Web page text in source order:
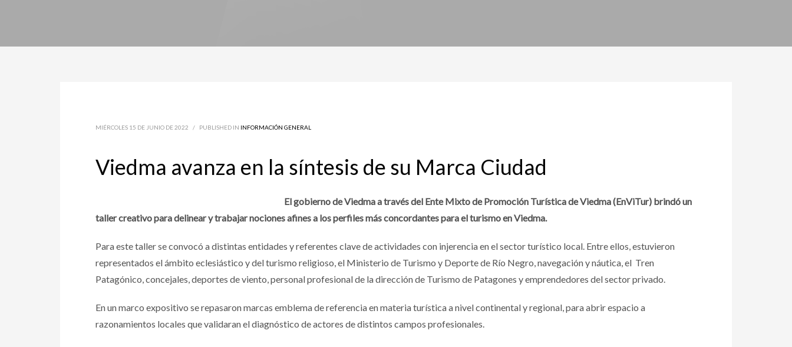
MIÉRCOLES 15 DE JUNIO DE 2022 / PUBLISHED IN INFORMACIÓN GENERAL
Viedma avanza en la síntesis de su Marca Ciudad
El gobierno de Viedma a través del Ente Mixto de Promoción Turística de Viedma (EnViTur) brindó un
taller creativo para delinear y trabajar nociones afines a los perfiles más concordantes para el turismo en Viedma.
Para este taller se convocó a distintas entidades y referentes clave de actividades con injerencia en el sector turístico local. Entre ellos, estuvieron
representados el ámbito eclesiástico y del turismo religioso, el Ministerio de Turismo y Deporte de Río Negro, navegación y náutica, el Tren
Patagónico, concejales, deportes de viento, personal profesional de la dirección de Turismo de Patagones y emprendedores del sector privado.
En un marco expositivo se repasaron marcas emblema de referencia en materia turística a nivel continental y regional, para abrir espacio a
razonamientos locales que validaran el diagnóstico de actores de distintos campos profesionales.